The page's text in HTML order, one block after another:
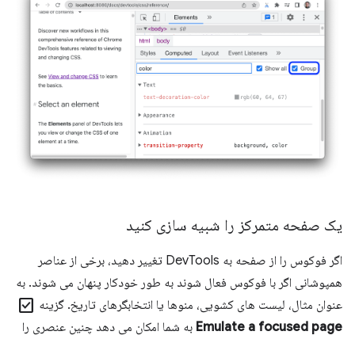
یک صفحه متمرکز را شبیه سازی کنید
اگر فوکوس را از صفحه به DevTools تغییر دهید، برخی از عناصر
همپوشانی اگر با فوکوس فعال شوند به طور خودکار پنهان می شوند. به
عنوان مثال، لیست های کشویی، منوها یا انتخابگرهای تاریخ. گزینه check_box
Emulate a focused page به شما امکان می دهد چنین عنصری را